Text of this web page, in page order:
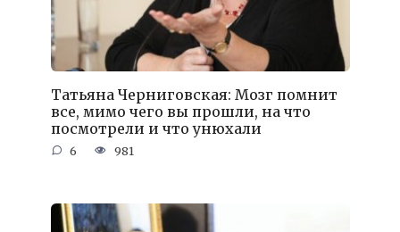
Татьяна Черниговская: Мозг помнит
все, мимо чего вы прошли, на что
посмотрели и что унюхали
6 981